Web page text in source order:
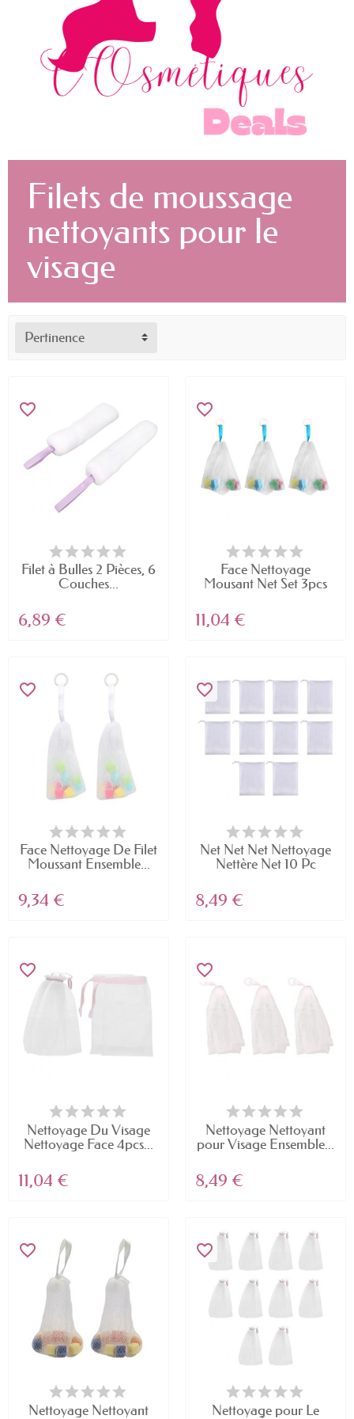
Filets de moussage
nettoyants pour le
visage
Pertinence
favorite_border
Filet à Bulles 2 Pièces, 6
Couches...
6,89 €
favorite_border
Face Nettoyage
Mousant Net Set 3pcs
11,04 €
favorite_border
Face Nettoyage De Filet
Moussant Ensemble...
9,34 €
favorite_border
Net Net Net Nettoyage
Nettère Net 10 Pc
8,49 €
favorite_border
Nettoyage Du Visage
Nettoyage Face 4pcs...
11,04 €
favorite_border
Nettoyage Nettoyant
pour Visage Ensemble...
8,49 €
favorite_border
Nettoyage Nettoyant
favorite_border
Nettoyage pour Le